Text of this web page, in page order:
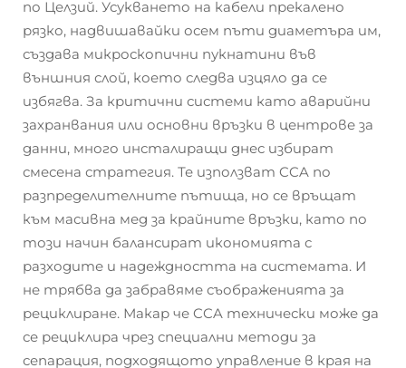
по Целзий. Усукването на кабели прекалено
рязко, надвишавайки осем пъти диаметъра им,
създава микроскопични пукнатини във
външния слой, което следва изцяло да се
избягва. За критични системи като аварийни
захранвания или основни връзки в центрове за
данни, много инсталиращи днес избират
смесена стратегия. Те използват CCA по
разпределителните пътища, но се връщат
към масивна мед за крайните връзки, като по
този начин балансират икономията с
разходите и надеждността на системата. И
не трябва да забравяме съображенията за
рециклиране. Макар че CCA технически може да
се рециклира чрез специални методи за
сепарация, подходящото управление в края на